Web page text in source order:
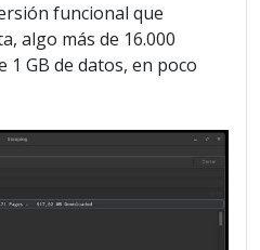
funcional que
algo más de 16.000
1 GB de datos, en poco